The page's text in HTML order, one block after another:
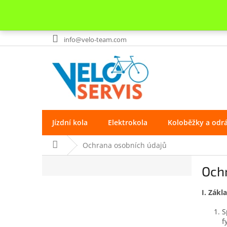
Přejít
na
info@velo-team.com
Jízdní kola Elektrokola Koloběžky a
Domů Ochrana osobních údajů
I.